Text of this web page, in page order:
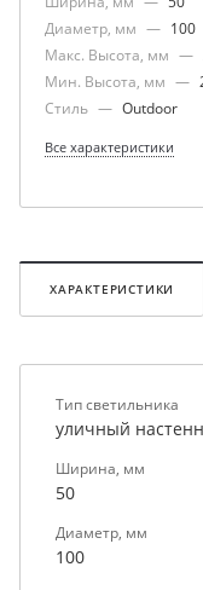
Диаметр, мм — 100
Макс. Высота, мм —
Мин. Высота, мм —
Стиль — Outdoor
Все характеристики
ХАРАКТЕРИСТИКИ
Тип светильника
уличный
Ширина, мм
50
Диаметр, мм
100